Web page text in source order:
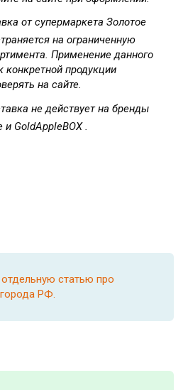
от супермаркета Золотое
на ограниченную
Применение данного
конкретной продукции
на сайте.
не действует на бренды
GoldAppleBOX .
отдельную статью про
РФ.